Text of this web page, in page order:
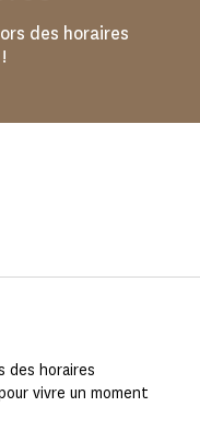
des horaires
des horaires
vivre un moment